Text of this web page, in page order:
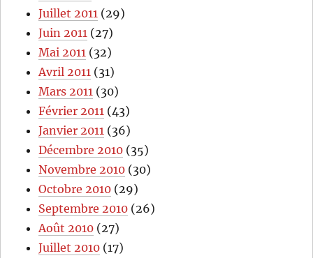
Juillet 2011 (29)
Juin 2011 (27)
Mai 2011 (32)
Avril 2011 (31)
Mars 2011 (30)
Février 2011 (43)
Janvier 2011 (36)
Décembre 2010 (35)
Novembre 2010 (30)
Octobre 2010 (29)
Septembre 2010 (26)
Août 2010 (27)
Juillet 2010 (17)